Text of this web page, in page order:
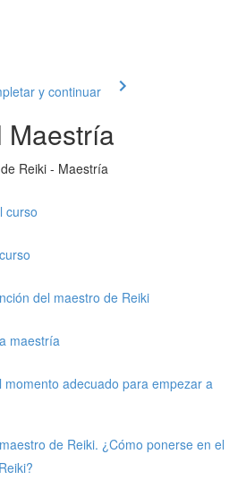
y continuar
Maestría
Reiki - Maestría
curso
del maestro de Reiki
maestría
momento adecuado para empezar a
de Reiki. ¿Cómo ponerse en el